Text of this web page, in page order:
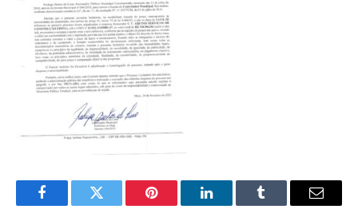
FacebookTwitter Pinterest LinkedInTumblr
E-